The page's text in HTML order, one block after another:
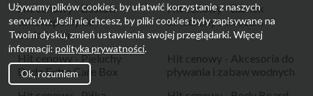
Hit cenowy - Zestaw
teleskopowy do
badmintona
Hit cenowy - Zamek
dmuchany z koszem
Hit cenowy - Pieluchy
Dada Extra Care Box
Hit cenowy - Akcesoria do
pływania i zabaw wodnych
Używamy plików cookies, by ułatwić korzystanie z naszych
serwisów. Jeśli nie chcesz, by pliki cookies były zapisywane na
Twoim dysku, zmień ustawienia swojej przeglądarki. Więcej
informacji: polityka prywatności.
Ok, rozumiem